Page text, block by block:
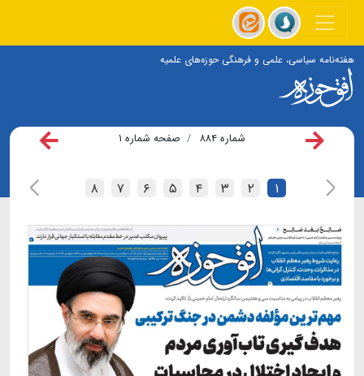
هفته‌نامه سیاسی، علمی و فرهنگی حوزه‌های علمیه
شماره ۸۸۴ صفحه شماره ۱
۱ ۲ ۳ ۴ ۵ ۶ ۷ ۸